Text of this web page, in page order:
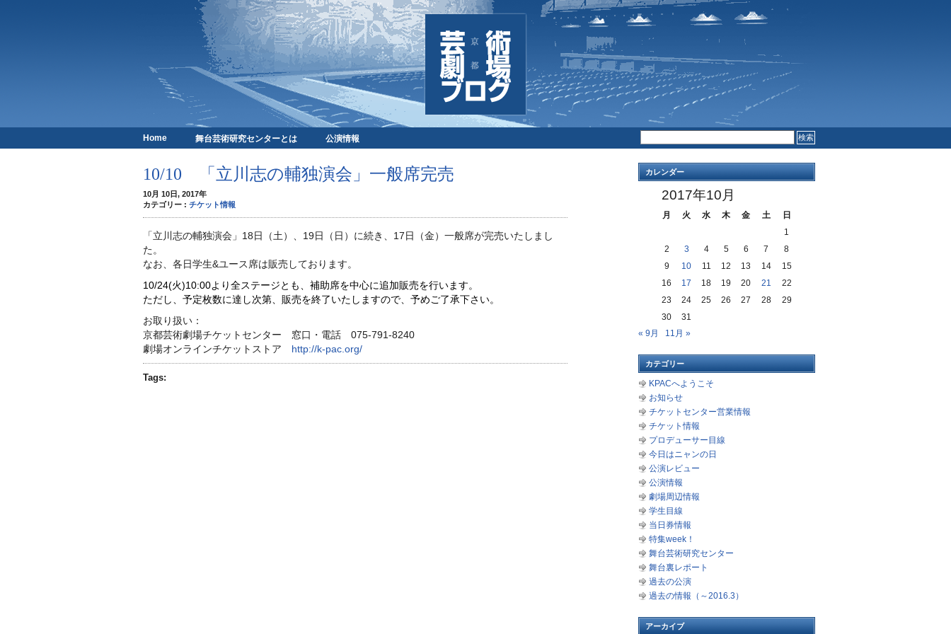
京都芸術劇場
COMMENTS
Home 舞台芸術研究センターとは 公演情報
10/10 「立川志の輔独演会」一般席完売
10月 10日, 2017年
カテゴリー : チケット情報
「立川志の輔独演会」18日（土）、19日（日）に続き、17日（金）一般席が完売いたしまし
た。
なお、各日学生&ユース席は販売しております。
10/24(火)10:00より全ステージとも、補助席を中心に追加販売を行います。
ただし、予定枚数に達し次第、販売を終了いたしますので、予めご了承下さい。
お取り扱い：
京都芸術劇場チケットセンター 窓口・電話 075-791-8240
劇場オンラインチケットストア http://k-pac.org/
Tags:
カレンダー
2017年10月
月 火 水 木 金 土
日
1
2
3 4 5 6 7
8
9
10 11 12 13 14
15
16
17 18 19 20 21
22
23
24 25 26 27 28
29
30
31
« 9月
11月 »
カテゴリー
KPACへようこそ
お知らせ
チケットセンター営業情報
チケット情報
プロデューサー目線
今日はニャンの日
公演レビュー
公演情報
劇場周辺情報
学生目線
当日券情報
特集week！
舞台芸術研究センター
舞台裏レポート
過去の公演
過去の情報（～2016.3）
アーカイブ